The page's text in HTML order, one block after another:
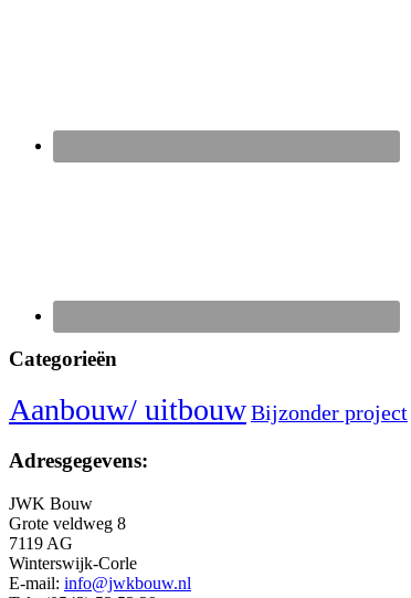
Categorieën
Aanbouw/ uitbouwBijzonder project
Adresgegevens:
JWK Bouw
Grote veldweg 8
7119 AG
Winterswijk-Corle
E-mail: info@jwkbouw.nl